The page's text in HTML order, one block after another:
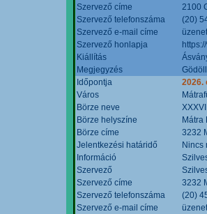
Szervező címe
2100
Szervező telefonszáma
(20)
Szervező e-mail címe
Szervező honlapja
Kiállítás
Megjegyzés
Időpontja
2026.
Város
Börze neve
Börze helyszíne
Mátra
Börze címe
3232
Jelentkezési határidő
Nincs
Információ
Szervező
Szervező címe
3232
Szervező telefonszáma
(20)
Szervező e-mail címe